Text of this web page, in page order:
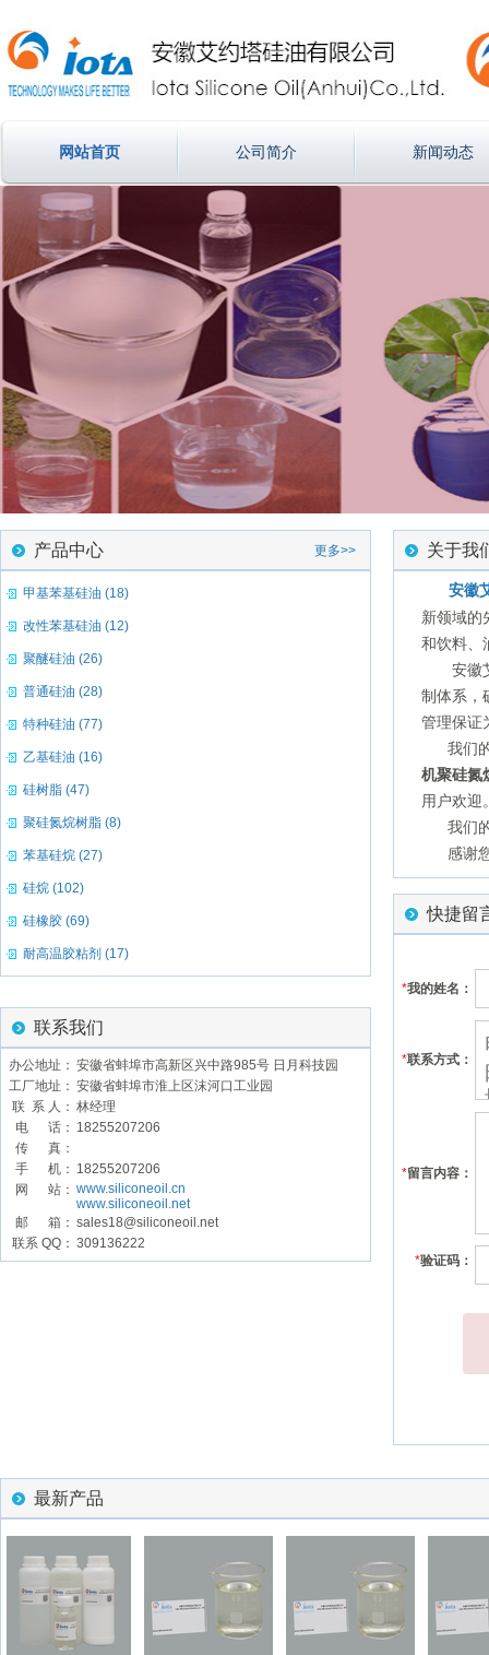
网站首页 公司简介 新闻动态
产品中心 更多>>
甲基苯基硅油 (18)
改性苯基硅油 (12)
聚醚硅油 (26)
普通硅油 (28)
特种硅油 (77)
乙基硅油 (16)
硅树脂 (47)
聚硅氮烷树脂 (8)
苯基硅烷 (27)
硅烷 (102)
硅橡胶 (69)
耐高温胶粘剂 (17)
联系我们
办公地址： 安徽省蚌埠市高新区兴中路985号 日月科技园
工厂地址： 安徽省蚌埠市淮上区沫河口工业园
联 系 人： 林经理
电 话： 18255207206
传 真：
手 机： 18255207206
网 站： www.siliconeoil.cn
www.siliconeoil.net
邮 箱： sales18@siliconeoil.net
联系 QQ： 309136222
关于我
安徽
新领域的
和饮料、
安徽
制体系，
管理保证
我们的
机聚硅氮
用户欢迎
我们的
感谢您
证照
快捷留
*我的姓名：
*联系方式：
*留言内容：
*验证码：
最新产品